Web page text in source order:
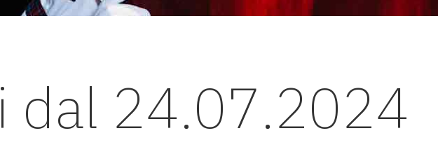
dal 24.07.2024